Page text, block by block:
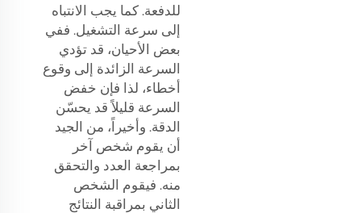
للدفعة. كما يجب الانتباه
إلى سرعة التشغيل. ففي
بعض الأحيان، قد تؤدي
السرعة الزائدة إلى وقوع
أخطاء، لذا فإن خفض
السرعة قليلاً قد يحسّن
الدقة. وأخيراً، من الجيد
أن يقوم شخص آخر
بمراجعة العدد والتحقق
منه. فيقوم الشخص
الثاني بمراقبة النتائج